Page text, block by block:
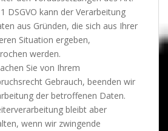
DSGVO kann der Verarbeitung
aus Gründen, die sich aus Ihrer
Situation ergeben,
werden.
Sie von Ihrem
Gebrauch, beenden wir
der betroffenen Daten.
bleibt aber
wenn wir zwingende